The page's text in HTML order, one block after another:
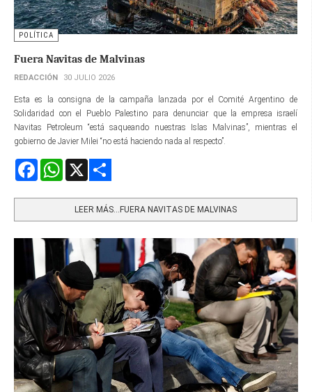
POLÍTICA
Fuera Navitas de Malvinas
REDACCIÓN 30 JULIO 2026
Esta es la consigna de la campaña lanzada por el Comité Argentino de
Solidaridad con el Pueblo Palestino para denunciar que la empresa israelí
Navitas Petroleum “está saqueando nuestras Islas Malvinas”, mientras el
gobierno de Javier Milei “no está haciendo nada al respecto”.
FacebookWhatsApp
LEER MÁS…FUERA NAVITAS DE MALVINAS